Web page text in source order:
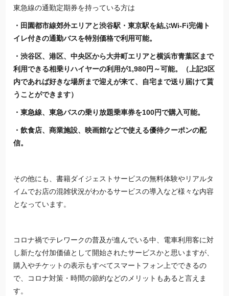
東急線の通勤定期券を持っている方は
・田園都市線郊外エリアと渋谷駅・東京駅を結ぶWi-Fi完備ト
イレ付きの通勤バスを特別価格で利用可能。
・渋谷区、港区、中央区から大井町エリアと横浜市青葉区まで
利用できる相乗りハイヤーの利用が1,980円～可能。（上記3区
内であれば好きな場所まで迎えが来て、自宅まで送り届けて貰
うことができます）
・東急線、東急バスの乗り放題乗車券を100円で購入可能。
・飲食店、商業施設、映画館などで使える優待クーポンの配
信。
その他にも、書籍ダイジェストサービスの無料体験やリアルタ
イムでお店の混雑状況がわかるサービスの導入など様々な内容
となっています。
コロナ禍でテレワークの普及が進んでいる中、電車利用客に対
し新たな付加価値として開始されたサービスかと思いますが、
購入やチケットの表示もすべてスマートフォン上でできるの
で、コロナ対策・時間の節約などのメリットもあると言えま
す。